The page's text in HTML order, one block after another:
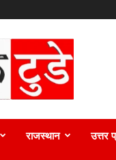
राजस्थान उत्तर